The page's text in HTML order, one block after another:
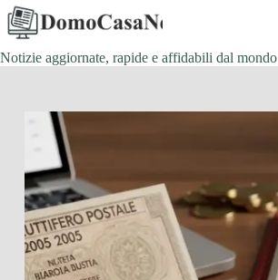
Salta
contenuto
Notizie aggiornate, rapide e affidabili dal mondo